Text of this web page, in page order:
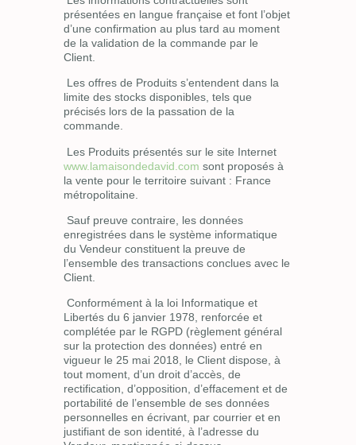
présentées en langue française et font l’objet
d’une confirmation au plus tard au moment
de la validation de la commande par le
Client.
Les offres de Produits s’entendent dans la
limite des stocks disponibles, tels que
précisés lors de la passation de la
commande.
Les Produits présentés sur le site Internet
www.lamaisondedavid.com sont proposés à
la vente pour le territoire suivant : France
métropolitaine.
Sauf preuve contraire, les données
enregistrées dans le système informatique
du Vendeur constituent la preuve de
l’ensemble des transactions conclues avec le
Client.
Conformément à la loi Informatique et
Libertés du 6 janvier 1978, renforcée et
complétée par le RGPD (règlement général
sur la protection des données) entré en
vigueur le 25 mai 2018, le Client dispose, à
tout moment, d’un droit d’accès, de
rectification, d’opposition, d’effacement et de
portabilité de l’ensemble de ses données
personnelles en écrivant, par courrier et en
justifiant de son identité, à l’adresse du